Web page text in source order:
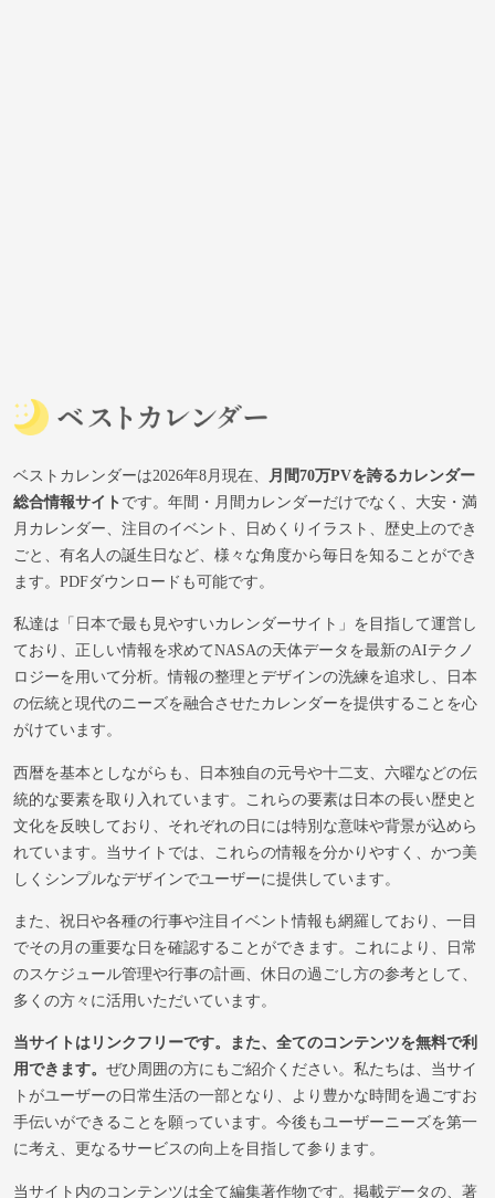
ベストカレンダーは2026年8月現在、
月間70万PVを誇るカレンダー
総合情報サイトです。年間・月間カレンダーだけでなく、大安・満
月カレンダー、注目のイベント、日めくりイラスト、歴史上のでき
ごと、有名人の誕生日など、様々な角度から毎日を知ることができ
ます。PDFダウンロードも可能です。
私達は「日本で最も見やすいカレンダーサイト」を目指して運営し
ており、正しい情報を求めてNASAの天体データを最新のAIテクノ
ロジーを用いて分析。情報の整理とデザインの洗練を追求し、日本
の伝統と現代のニーズを融合させたカレンダーを提供することを心
がけています。
西暦を基本としながらも、日本独自の元号や十二支、六曜などの伝
統的な要素を取り入れています。これらの要素は日本の長い歴史と
文化を反映しており、それぞれの日には特別な意味や背景が込めら
れています。当サイトでは、これらの情報を分かりやすく、かつ美
しくシンプルなデザインでユーザーに提供しています。
また、祝日や各種の行事や注目イベント情報も網羅しており、一目
でその月の重要な日を確認することができます。これにより、日常
のスケジュール管理や行事の計画、休日の過ごし方の参考として、
多くの方々に活用いただいています。
当サイトはリンクフリーです。また、全てのコンテンツを無料で利
用できます。 ぜひ周囲の方にもご紹介ください。私たちは、当サイ
トがユーザーの日常生活の一部となり、より豊かな時間を過ごすお
手伝いができることを願っています。今後もユーザーニーズを第一
に考え、更なるサービスの向上を目指して参ります。
当サイト内のコンテンツは全て編集著作物です。掲載データの、著